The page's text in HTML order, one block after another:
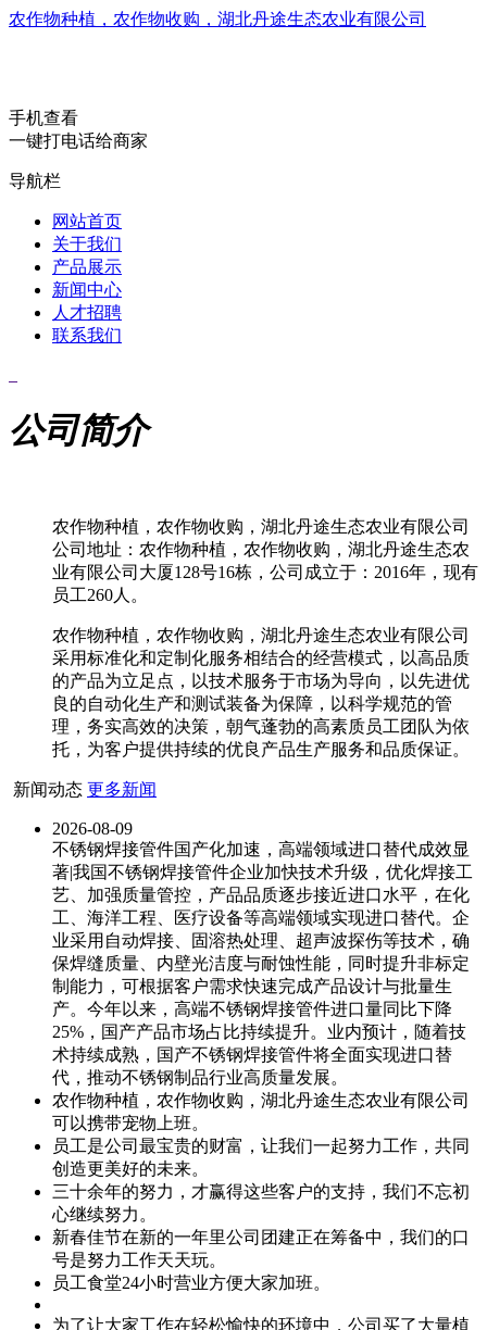
农作物种植，农作物收购，湖北丹途生态农业有限公司
手机查看
一键打电话给商家
导航栏
网站首页
关于我们
产品展示
新闻中心
人才招聘
联系我们
公司简介
农作物种植，农作物收购，湖北丹途生态农业有限公司
公司地址：农作物种植，农作物收购，湖北丹途生态农
业有限公司大厦128号16栋，公司成立于：2016年，现有
员工260人。
农作物种植，农作物收购，湖北丹途生态农业有限公司
采用标准化和定制化服务相结合的经营模式，以高品质
的产品为立足点，以技术服务于市场为导向，以先进优
良的自动化生产和测试装备为保障，以科学规范的管
理，务实高效的决策，朝气蓬勃的高素质员工团队为依
托，为客户提供持续的优良产品生产服务和品质保证。
新闻动态 更多新闻
2026-08-09
不锈钢焊接管件国产化加速，高端领域进口替代成效显
著|我国不锈钢焊接管件企业加快技术升级，优化焊接工
艺、加强质量管控，产品品质逐步接近进口水平，在化
工、海洋工程、医疗设备等高端领域实现进口替代。企
业采用自动焊接、固溶热处理、超声波探伤等技术，确
保焊缝质量、内壁光洁度与耐蚀性能，同时提升非标定
制能力，可根据客户需求快速完成产品设计与批量生
产。今年以来，高端不锈钢焊接管件进口量同比下降
25%，国产产品市场占比持续提升。业内预计，随着技
术持续成熟，国产不锈钢焊接管件将全面实现进口替
代，推动不锈钢制品行业高质量发展。
农作物种植，农作物收购，湖北丹途生态农业有限公司
可以携带宠物上班。
员工是公司最宝贵的财富，让我们一起努力工作，共同
创造更美好的未来。
三十余年的努力，才赢得这些客户的支持，我们不忘初
心继续努力。
新春佳节在新的一年里公司团建正在筹备中，我们的口
号是努力工作天天玩。
员工食堂24小时营业方便大家加班。
为了让大家工作在轻松愉快的环境中，公司买了大量植